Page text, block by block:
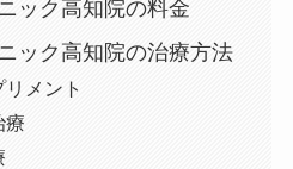
ック高知院の料金
ック高知院の治療方法
メント
療